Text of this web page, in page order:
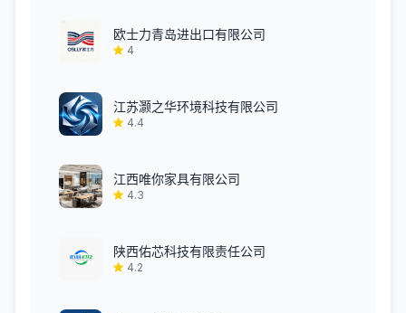
欧士力青岛进出口有限公司
4
江苏灏之华环境科技有限公司
4.4
江西唯你家具有限公司
4.3
陕西佑芯科技有限责任公司
4.2